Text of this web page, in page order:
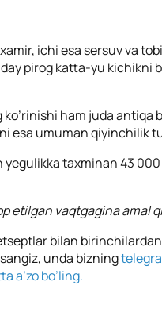
ichi esa sersuv va
pirog katta-yu kichikni
ham juda antiqa
esa umuman qiyinchilik
taxminan 43 000
etilgan vaqtgagina amal
bilan birinchilardan
unda bizning
a’zo bo’ling.